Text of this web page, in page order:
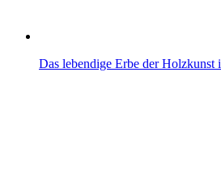
Das lebendige Erbe der Holzkunst